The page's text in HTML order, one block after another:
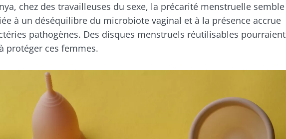
chez des travailleuses du sexe, la précarité menstruelle semble
à un déséquilibre du microbiote vaginal et à la présence accrue
pathogènes. Des disques menstruels réutilisables pourraient
protéger ces femmes.